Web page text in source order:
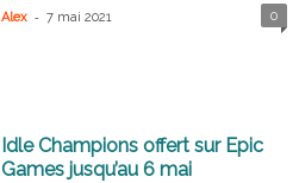
Alex - 7 mai 2021 0
Idle Champions offert sur Epic
Games jusqu’au 6 mai